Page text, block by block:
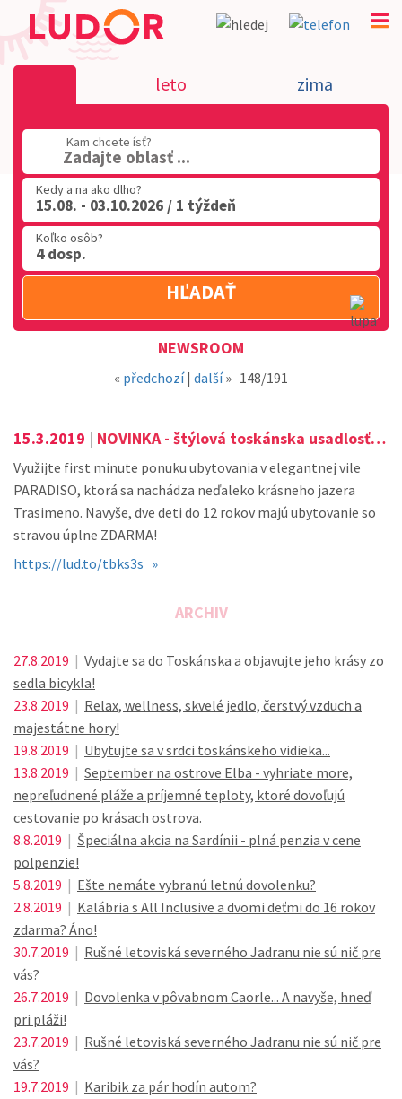
Novinka 15.3.2019 - dovolenka v
02 2063 3182
leto zima
Kam chcete ísť?
Zadajte oblasť ...
Kedy a na ako dlho?
15.08. - 03.10.2026 / 1 týždeň
Koľko osôb?
4 dosp.
HĽADAŤ
NEWSROOM
« předchozí| další» 148/191
15.3.2019 | NOVINKA - štýlová toskánska usadlosť s All Inclusive.
Využijte first minute ponuku ubytovania v elegantnej vile
PARADISO, ktorá sa nachádza neďaleko krásneho jazera
Trasimeno. Navyše, dve deti do 12 rokov majú ubytovanie so
stravou úplne ZDARMA!
https://lud.to/tbks3s »
ARCHIV
27.8.2019 | Vydajte sa do Toskánska a objavujte jeho krásy zo
sedla bicykla!
23.8.2019 | Relax, wellness, skvelé jedlo, čerstvý vzduch a
majestátne hory!
19.8.2019 | Ubytujte sa v srdci toskánskeho vidieka...
13.8.2019 | September na ostrove Elba - vyhriate more,
nepreľudnené pláže a príjemné teploty, ktoré dovoľujú
cestovanie po krásach ostrova.
8.8.2019 | Špeciálna akcia na Sardínii - plná penzia v cene
polpenzie!
5.8.2019 | Ešte nemáte vybranú letnú dovolenku?
2.8.2019 | Kalábria s All Inclusive a dvomi deťmi do 16 rokov
zdarma? Áno!
30.7.2019 | Rušné letoviská severného Jadranu nie sú nič pre
vás?
26.7.2019 | Dovolenka v pôvabnom Caorle... A navyše, hneď
pri pláži!
23.7.2019 | Rušné letoviská severného Jadranu nie sú nič pre
vás?
19.7.2019 | Karibik za pár hodín autom?